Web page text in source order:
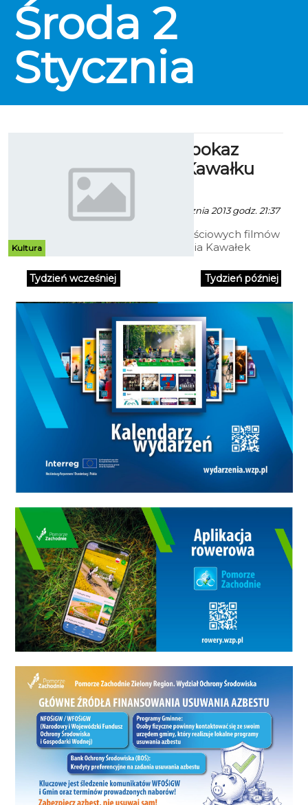
Środa 2
Stycznia
Kultura
Darmowy pokaz
filmów w Kawałku
Podłogi
Kuba Janiel - 2 Stycznia 2013 godz. 21:37
Na pokazy wartościowych filmów
zaprasza 2 stycznia Kawałek
zupełnie darmowe.
Tydzień wcześniej Tydzień później